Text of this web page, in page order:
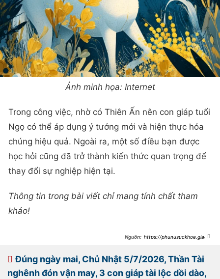
Ảnh minh họa: Internet
Trong công việc, nhờ có Thiên Ấn nên con giáp tuổi
Ngọ có thể áp dụng ý tưởng mới và hiện thực hóa
chúng hiệu quả. Ngoài ra, một số điều bạn được
học hỏi cũng đã trở thành kiến thức quan trọng để
thay đổi sự nghiệp hiện tại.
Thông tin trong bài viết chỉ mang tính chất tham
khảo!
https://phunusuckhoe.giadin
2026-3-con-giap-vang-rong-chat-
dong-tien-bac-cuc-vuong-thoa-chi-
lam-giau-tai-loc-ap-den-khong-ai-
can-duoc-763596.html
Đúng ngày mai, Chủ Nhật 5/7/2026, Thần Tài
nghênh đón vận may, 3 con giáp tài lộc dồi dào,